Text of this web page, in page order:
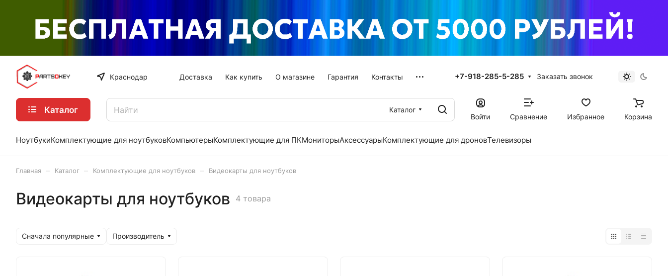
Краснодар Доставка Как купить О магазине Гарантия Контакты +7-918-285-5-285 Заказать звонок
Каталог
Каталог
Войти
Сравнение Избранное Корзина
НоутбукиКомплектующие для ноутбуковКомпьютерыКомплектующие для ПКМониторыАксессуарыКомплектующие для дроновТелевизоры
Главная Каталог Комплектующие для ноутбуков Видеокарты для ноутбуков
Видеокарты для ноутбуков 4 товара
Сначала популярные Производитель